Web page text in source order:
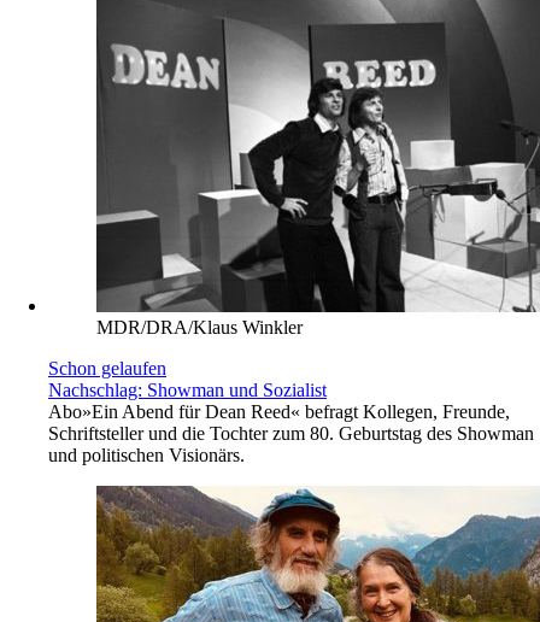
MDR/DRA/Klaus Winkler
Schon gelaufen
Nachschlag: Showman und Sozialist
Abo»Ein Abend für Dean Reed« befragt Kollegen, Freunde,
Schriftsteller und die Tochter zum 80. Geburtstag des Showman
und politischen Visionärs.